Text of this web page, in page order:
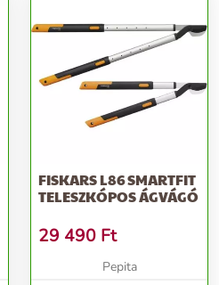
FISKARS L86 SMARTFIT
TELESZKÓPOS ÁGVÁGÓ
29 490 Ft
Pepita